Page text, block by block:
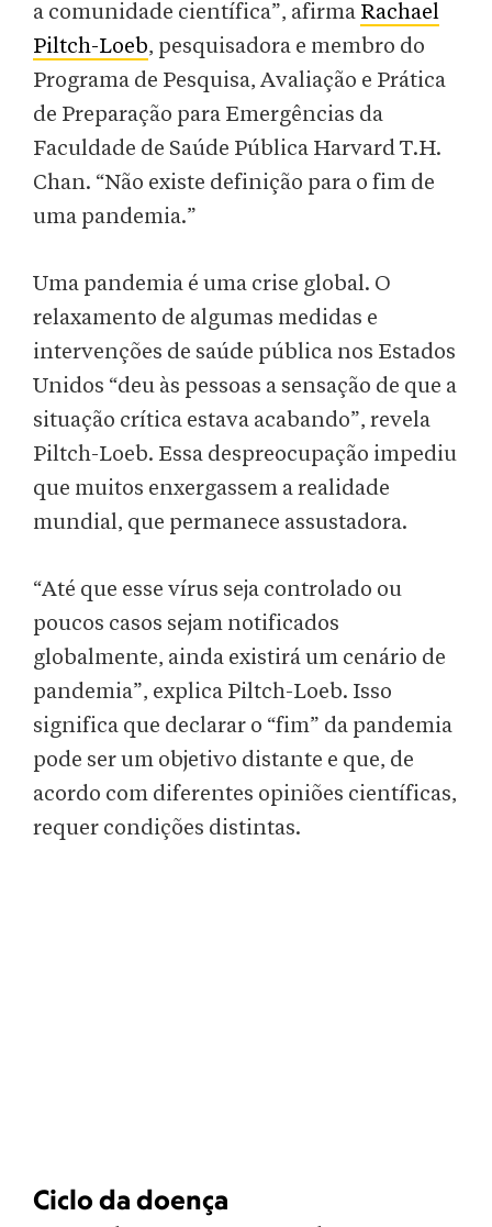
a comunidade científica”, afirma Rachael
Piltch-Loeb, pesquisadora e membro do
Programa de Pesquisa, Avaliação e Prática
de Preparação para Emergências da
Faculdade de Saúde Pública Harvard T.H.
Chan. “Não existe definição para o fim de
uma pandemia.”
Uma pandemia é uma crise global. O
relaxamento de algumas medidas e
intervenções de saúde pública nos Estados
Unidos “deu às pessoas a sensação de que a
situação crítica estava acabando”, revela
Piltch-Loeb. Essa despreocupação impediu
que muitos enxergassem a realidade
mundial, que permanece assustadora.
“Até que esse vírus seja controlado ou
poucos casos sejam notificados
globalmente, ainda existirá um cenário de
pandemia”, explica Piltch-Loeb. Isso
significa que declarar o “fim” da pandemia
pode ser um objetivo distante e que, de
acordo com diferentes opiniões científicas,
requer condições distintas.
Ciclo da doença